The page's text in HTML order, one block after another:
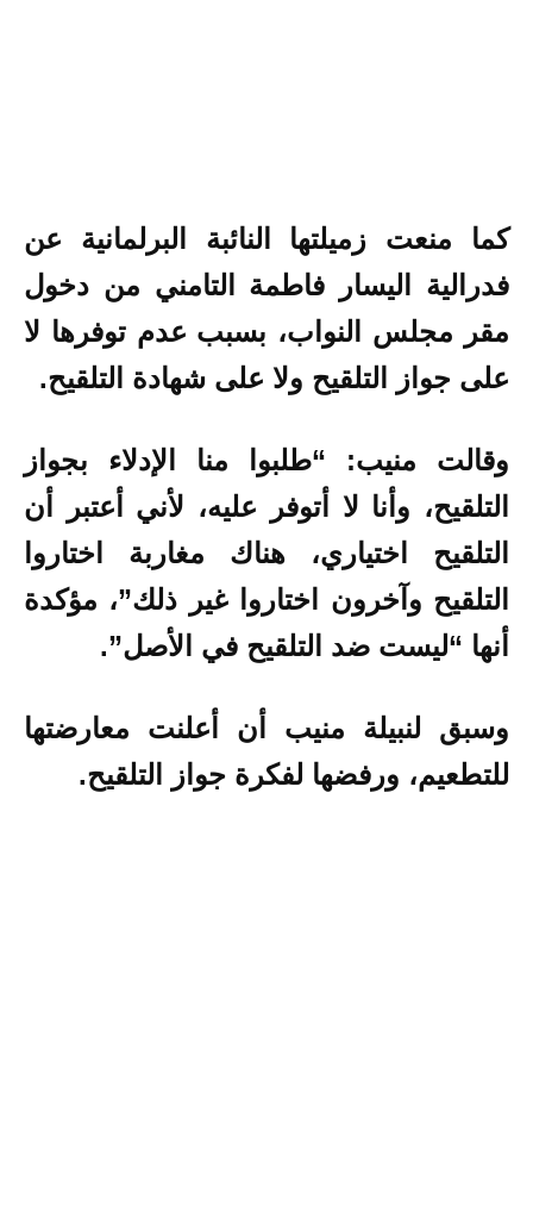
كما منعت زميلتها النائبة البرلمانية عن
فدرالية اليسار فاطمة التامني من دخول
مقر مجلس النواب، بسبب عدم توفرها لا
على جواز التلقيح ولا على شهادة التلقيح.
وقالت منيب: “طلبوا منا الإدلاء بجواز
التلقيح، وأنا لا أتوفر عليه، لأني أعتبر أن
التلقيح اختياري، هناك مغاربة اختاروا
التلقيح وآخرون اختاروا غير ذلك”، مؤكدة
أنها “ليست ضد التلقيح في الأصل”.
وسبق لنبيلة منيب أن أعلنت معارضتها
للتطعيم، ورفضها لفكرة جواز التلقيح.